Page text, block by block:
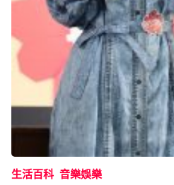
生活百科 音樂娛樂